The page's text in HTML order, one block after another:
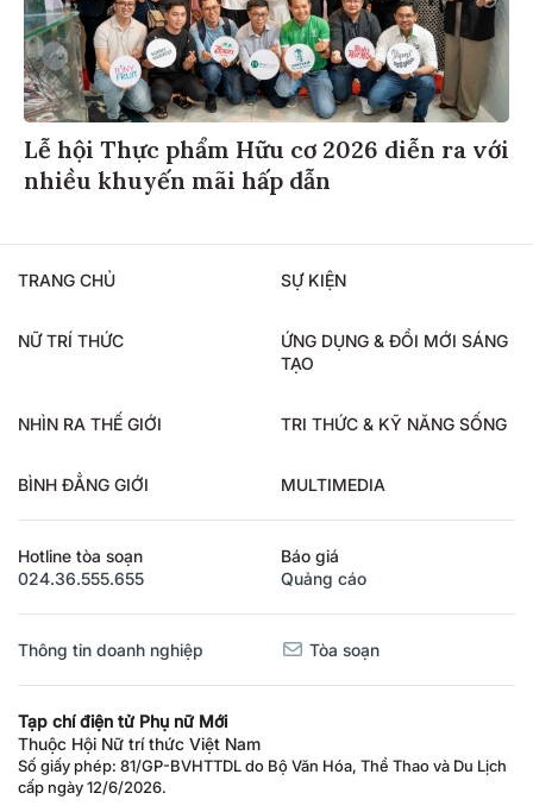
Lễ hội Thực phẩm Hữu cơ 2026 diễn ra với
nhiều khuyến mãi hấp dẫn
TRANG CHỦ SỰ KIỆN
NỮ TRÍ THỨC
ỨNG DỤNG & ĐỔI MỚI SÁNG
TẠO
NHÌN RA THẾ GIỚI TRI THỨC & KỸ NĂNG SỐNG
BÌNH ĐẲNG GIỚI MULTIMEDIA
Hotline tòa soạn
024.36.555.655
Báo giá
Quảng cáo
Thông tin doanh nghiệp Tòa soạn
Tạp chí điện tử Phụ nữ Mới
Thuộc Hội Nữ trí thức Việt Nam
Số giấy phép: 81/GP-BVHTTDL do Bộ Văn Hóa, Thể Thao và Du Lịch
cấp ngày 12/6/2026.